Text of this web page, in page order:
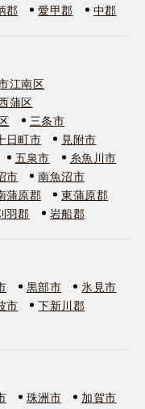
郡 愛甲郡 中郡
江南区
蒲区
三条市
日町市
見附市
五泉市
糸魚川市
市
南魚沼市
蒲原郡
東蒲原郡
羽郡 岩船郡
黒部市
氷見市
市
下新川郡
珠洲市
加賀市